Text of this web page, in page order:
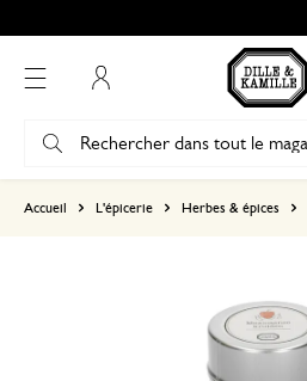
Accueil L'épicerie Herbes & épices